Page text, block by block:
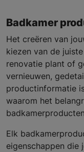
Badkamer
Het creëren van
kiezen van de
renovatie plant of
vernieuwen,
productinformatie
waarom het
Elk
eigenschappen die